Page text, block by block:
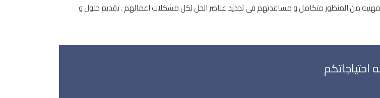
من المنظور متكامل و مساعدتهم فى تحديد عناصر الحل لكل مشكلات اعمالهم . تقديم حلول و